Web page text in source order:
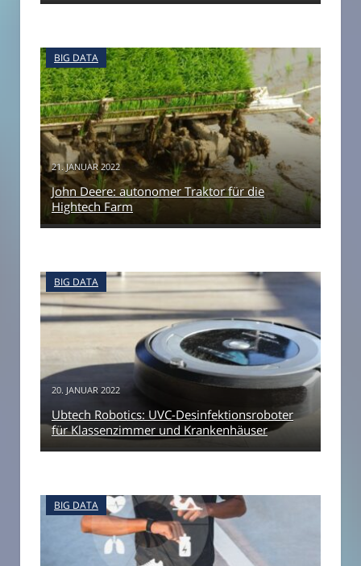
BIG DATA
21. JANUAR 2022
John Deere: autonomer Traktor für die
Hightech Farm
BIG DATA
20. JANUAR 2022
Ubtech Robotics: UVC-Desinfektionsroboter
für Klassenzimmer und Krankenhäuser
BIG DATA